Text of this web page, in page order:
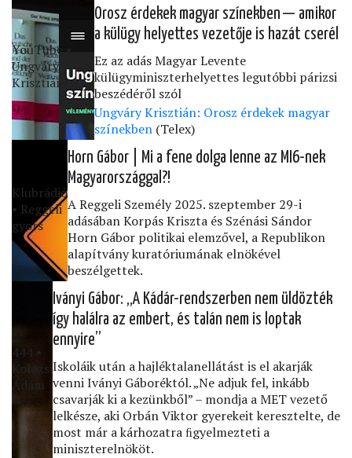
YouTube •
Ungváry
Krisztián
Orosz érdekek magyar színekben — amikor
a külügy helyettes vezetője is hazát cserél
Ez az adás Magyar Levente
külügyminiszterhelyettes legutóbbi párizsi
beszédéről szól
Ungváry Krisztián: Orosz érdekek magyar
színekben (Telex)
Klubrádió
• Reggeli
gyors
Horn Gábor | Mi a fene dolga lenne az MI6-nek
Magyarországgal?!
A Reggeli Személy 2025. szeptember 29-i
adásában Korpás Kriszta és Szénási Sándor
Horn Gábor politikai elemzővel, a Republikon
alapítvány kuratóriumának elnökével
beszélgettek.
444 •
Kolozsi
Ádám
Iványi Gábor: „A Kádár-rendszerben nem üldözték
így halálra az embert, és talán nem is loptak
ennyire”
Iskoláik után a hajléktalanellátást is el akarják
venni Iványi Gáboréktól. „Ne adjuk fel, inkább
csavarják ki a kezünkből” – mondja a MET vezető
lelkésze, aki Orbán Viktor gyerekeit keresztelte, de
most már a kárhozatra ﬁgyelmezteti a
miniszterelnököt.